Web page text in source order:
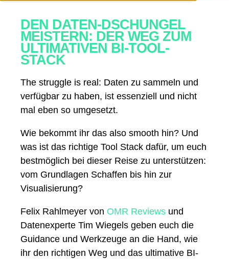
DEN DATEN-DSCHUNGEL
MEISTERN: DER WEG ZUM
ULTIMATIVEN BI-TOOL-
STACK
The struggle is real: Daten zu sammeln und
verfügbar zu haben, ist essenziell und nicht
mal eben so umgesetzt.
Wie bekommt ihr das also smooth hin? Und
was ist das richtige Tool Stack dafür, um euch
bestmöglich bei dieser Reise zu unterstützen:
vom Grundlagen Schaffen bis hin zur
Visualisierung?
Felix Rahlmeyer von OMR Reviews und
Datenexperte Tim Wiegels geben euch die
Guidance und Werkzeuge an die Hand, wie
ihr den richtigen Weg und das ultimative BI-